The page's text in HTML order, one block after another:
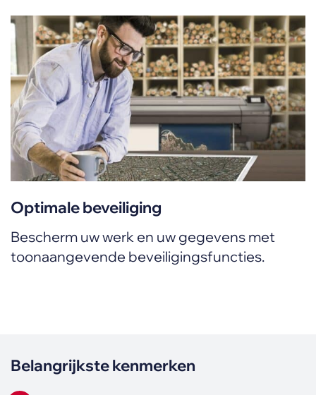
Optimale beveiliging
Bescherm uw werk en uw gegevens met
toonaangevende beveiligingsfuncties.
Belangrijkste kenmerken